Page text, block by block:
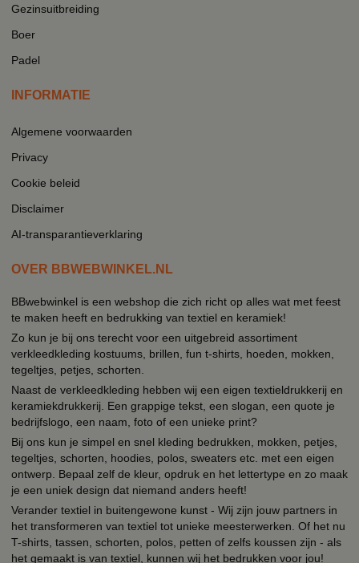
Gezinsuitbreiding
Boer
Padel
INFORMATIE
Algemene voorwaarden
Privacy
Cookie beleid
Disclaimer
AI-transparantieverklaring
OVER BBWEBWINKEL.NL
BBwebwinkel is een webshop die zich richt op alles wat met feest
te maken heeft en bedrukking van textiel en keramiek!
Zo kun je bij ons terecht voor een uitgebreid assortiment
verkleedkleding kostuums, brillen, fun t-shirts, hoeden, mokken,
tegeltjes, petjes, schorten.
Naast de verkleedkleding hebben wij een eigen textieldrukkerij en
keramiekdrukkerij. Een grappige tekst, een slogan, een quote je
bedrijfslogo, een naam, foto of een unieke print?
Bij ons kun je simpel en snel kleding bedrukken, mokken, petjes,
tegeltjes, schorten, hoodies, polos, sweaters etc. met een eigen
ontwerp. Bepaal zelf de kleur, opdruk en het lettertype en zo maak
je een uniek design dat niemand anders heeft!
Verander textiel in buitengewone kunst - Wij zijn jouw partners in
het transformeren van textiel tot unieke meesterwerken. Of het nu
T-shirts, tassen, schorten, polos, petten of zelfs koussen zijn - als
het gemaakt is van textiel, kunnen wij het bedrukken voor jou!